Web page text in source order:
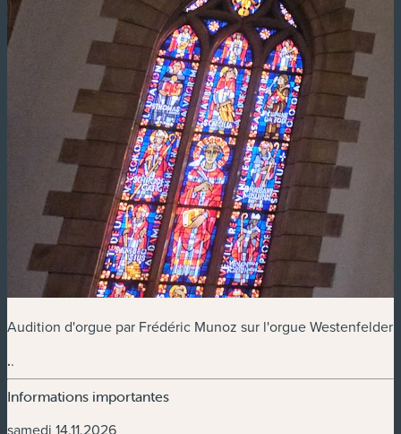
Audition d'orgue par Frédéric Munoz sur l'orgue Westenfelder
..
Informations importantes
samedi 14.11.2026